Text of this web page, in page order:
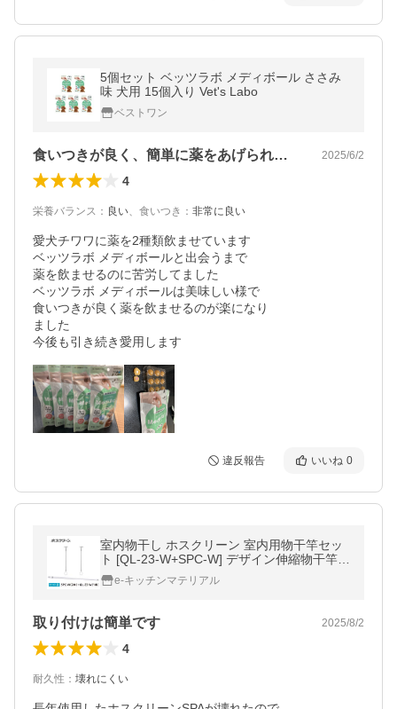
5個セット ベッツラボ メディボール ささみ
味 犬用 15個入り Vet's Labo
ベストワン
食いつきが良く、簡単に薬をあげられます 2025/6/2
4
栄養バランス ： 良い、 食いつき ： 非常に良い
愛犬チワワに薬を2種類飲ませています
ベッツラボ メディボールと出会うまで
薬を飲ませるのに苦労してました
ベッツラボ メディボールは美味しい様で
食いつきが良く薬を飲ませるのが楽になり
ました
違反報告 いいね 0
室内物干し ホスクリーン 室内用物干竿セッ
ト [QL-23-W+SPC-W] デザイン伸縮物干竿Q
L-23-W1本スタイリッシュ型物干SPC-W2本
のセット 屋内用 川口技研 優良配送
e-キッチンマテリアル
取り付けは簡単です 2025/8/2
4
耐久性 ： 壊れにくい